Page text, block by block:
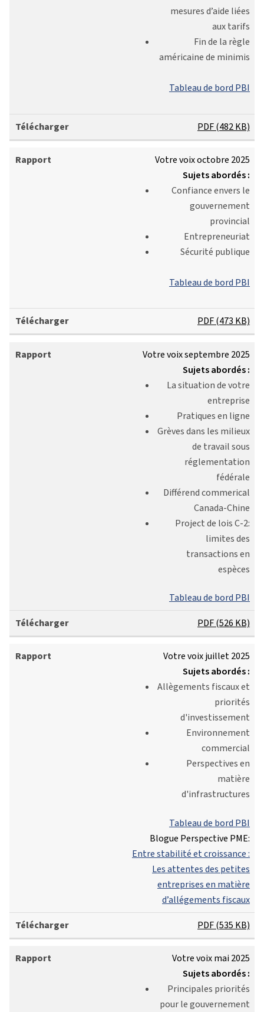
mesures d’aide liées
aux tarifs
Fin de la règle
américaine de minimis
Tableau de bord PBI
PDF (482 KB)
Votre voix octobre 2025
Sujets abordés :
Confiance envers le
gouvernement
provincial
Entrepreneuriat
Sécurité publique
Tableau de bord PBI
PDF (473 KB)
Votre voix septembre 2025
Sujets abordés :
La situation de votre
entreprise
Pratiques en ligne
Grèves dans les milieux
de travail sous
réglementation
fédérale
Différend commerical
Canada-Chine
Project de lois C-2:
limites des
transactions en
espèces
Tableau de bord PBI
PDF (526 KB)
Votre voix juillet 2025
Sujets abordés :
Allègements fiscaux et
priorités
d'investissement
Environnement
commercial
Perspectives en
matière
d'infrastructures
Tableau de bord PBI
Blogue Perspective PME:
Entre stabilité et croissance :
Les attentes des petites
entreprises en matière
d’allégements fiscaux
PDF (535 KB)
Votre voix mai 2025
Sujets abordés :
Principales priorités
pour le gouvernement